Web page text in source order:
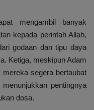
mengambil banyak
kepada perintah Allah,
godaan dan tipu daya
Ketiga, meskipun Adam
segera bertaubat
pentingnya
dosa.